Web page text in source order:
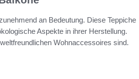
an Bedeutung. Diese Teppiche
Aspekte in ihrer Herstellung.
Wohnaccessoires sind.